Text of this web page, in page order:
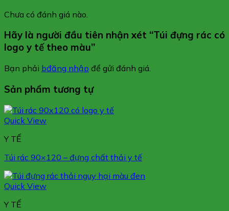
Chưa có đánh giá nào.
Hãy là người đầu tiên nhận xét “Túi đựng rác có
logo y tế theo màu”
Bạn phải bđăng nhập để gửi đánh giá.
Sản phẩm tương tự
Quick View
Y TẾ
Túi rác 90×120 – đựng chất thải y tế
Quick View
Y TẾ